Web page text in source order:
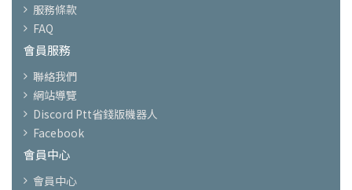
服務條款
FAQ
會員服務
聯絡我們
網站導覽
Discord Ptt省錢版機器人
Facebook
會員中心
會員中心